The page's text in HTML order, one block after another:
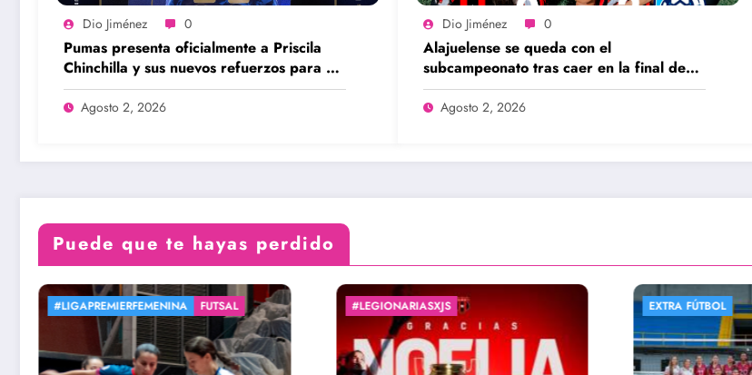
Dio Jiménez 0
Pumas presenta oficialmente a Priscila
Chinchilla y sus nuevos refuerzos para el
Apertura 2026
Agosto 2, 2026
Dio Jiménez 0
Alajuelense se queda con el
subcampeonato tras caer en la final de
UNCAF ante Unifut
Agosto 2, 2026
Puede que te hayas perdido
#LEGIONARIASXJS EXTRA FÚTBOL INTERNACIONAL